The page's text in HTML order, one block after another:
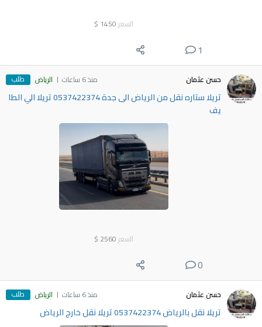
السعر 1450
$
1
حسن عثمان منذ 6 ساعات الرياض طلب
تريلا ستاره نقل من الرياض الى جدة 0537422374 تريلا الي الطا
يف
السعر 2560
$
0
حسن عثمان منذ 6 ساعات الرياض طلب
تريلا نقل بالرياض 0537422374 تريلا نقل خارج الرياض